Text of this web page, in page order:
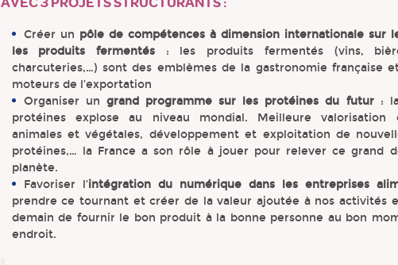
Créer un pôle de compétences à dimension internationale sur
les produits fermentés : les produits fermentés (vins,
charcuteries,…) sont des emblèmes de la gastronomie française
moteurs de l’exportation
Organiser un grand programme sur les protéines du futur: la
protéines explose au niveau mondial. Meilleure valorisation
animales et végétales, développement et exploitation de
protéines,… la France a son rôle à jouer pour relever ce grand
planète.
Favoriser l’intégration du numérique dans les entreprises
prendre ce tournant et créer de la valeur ajoutée à nos activités
demain de fournir le bon produit à la bonne personne au bon
endroit.